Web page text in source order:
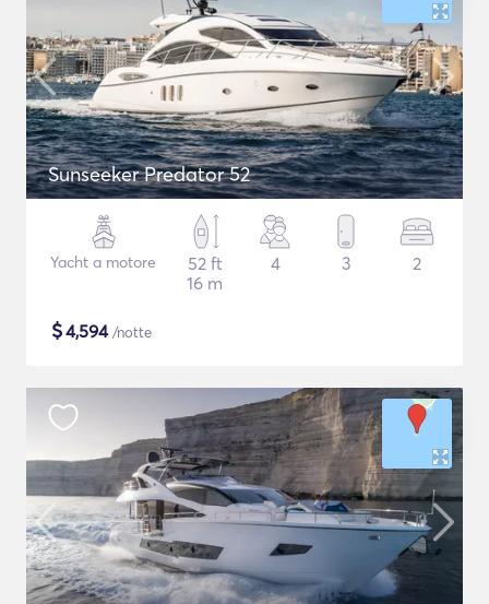
Sunseeker Predator 52
Yacht a motore
52 ft
16 m
4 3 2
$4,594/notte